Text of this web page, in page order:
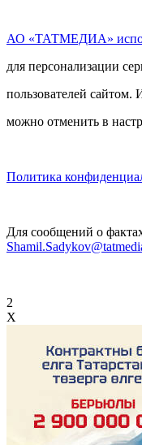
АО «ТАТМЕДИА»
для персонализации
пользователей сайтом.
можно отменить в
Политика
Для сообщений о
2
X